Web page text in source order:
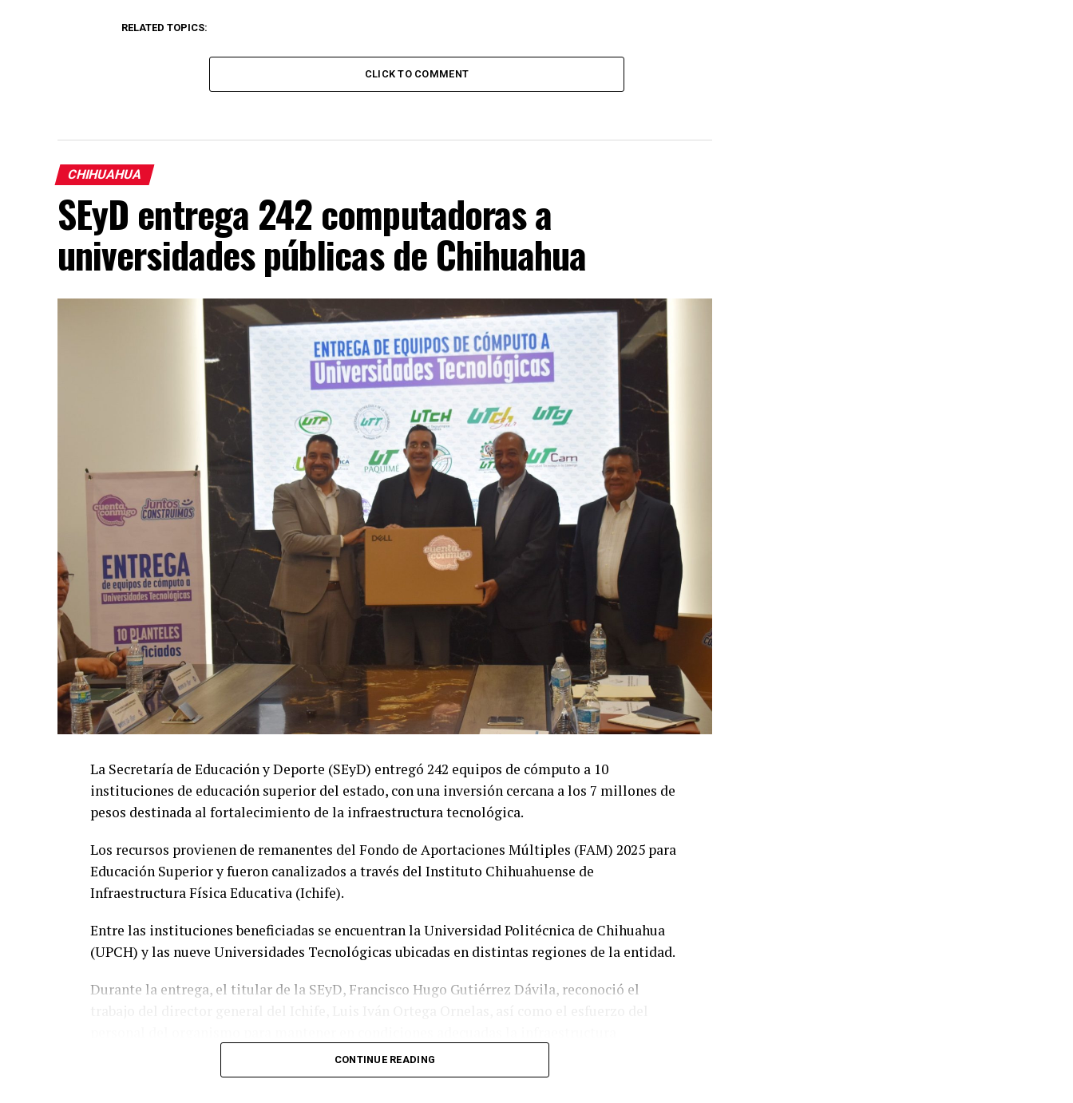
RELATED TOPICS:
CLICK TO COMMENT
CHIHUAHUA
SEyD entrega 242 computadoras a
universidades públicas de Chihuahua
La Secretaría de Educación y Deporte (SEyD) entregó 242 equipos de cómputo a 10
instituciones de educación superior del estado, con una inversión cercana a los 7 millones de
pesos destinada al fortalecimiento de la infraestructura tecnológica.
Los recursos provienen de remanentes del Fondo de Aportaciones Múltiples (FAM) 2025 para
Educación Superior y fueron canalizados a través del Instituto Chihuahuense de
Infraestructura Física Educativa (Ichife).
Entre las instituciones beneficiadas se encuentran la Universidad Politécnica de Chihuahua
(UPCH) y las nueve Universidades Tecnológicas ubicadas en distintas regiones de la entidad.
Durante la entrega, el titular de la SEyD, Francisco Hugo Gutiérrez Dávila, reconoció el
CONTINUE READING